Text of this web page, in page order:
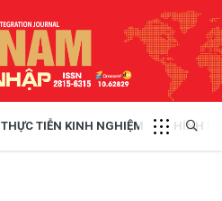
THỰC TIỄN KINH NGHIỆM CHÍNH